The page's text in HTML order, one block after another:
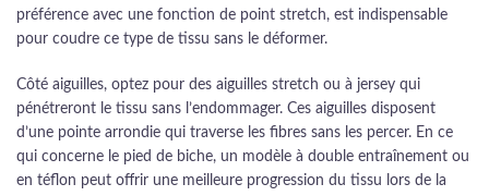
préférence avec une fonction de point stretch, est indispensable
pour coudre ce type de tissu sans le déformer.
Côté aiguilles, optez pour des aiguilles stretch ou à jersey qui
pénétreront le tissu sans l’endommager. Ces aiguilles disposent
d’une pointe arrondie qui traverse les fibres sans les percer. En ce
qui concerne le pied de biche, un modèle à double entraînement ou
en téflon peut offrir une meilleure progression du tissu lors de la